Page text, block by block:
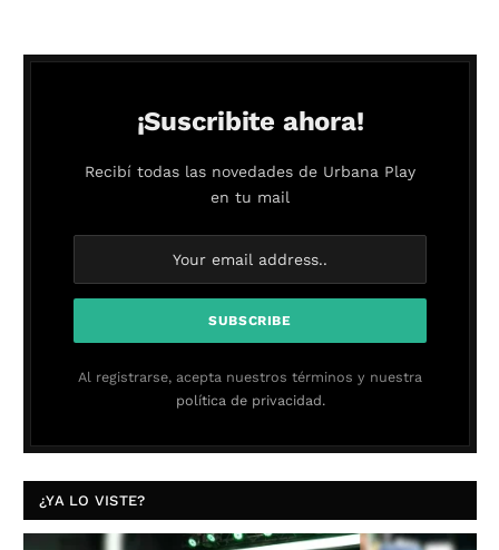
¡Suscribite ahora!
Recibí todas las novedades de Urbana Play
en tu mail
Al registrarse, acepta nuestros términos y nuestra
política de privacidad.
¿YA LO VISTE?